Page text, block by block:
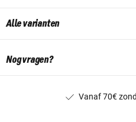
Alle varianten
Nog vragen?
Vanaf 70€